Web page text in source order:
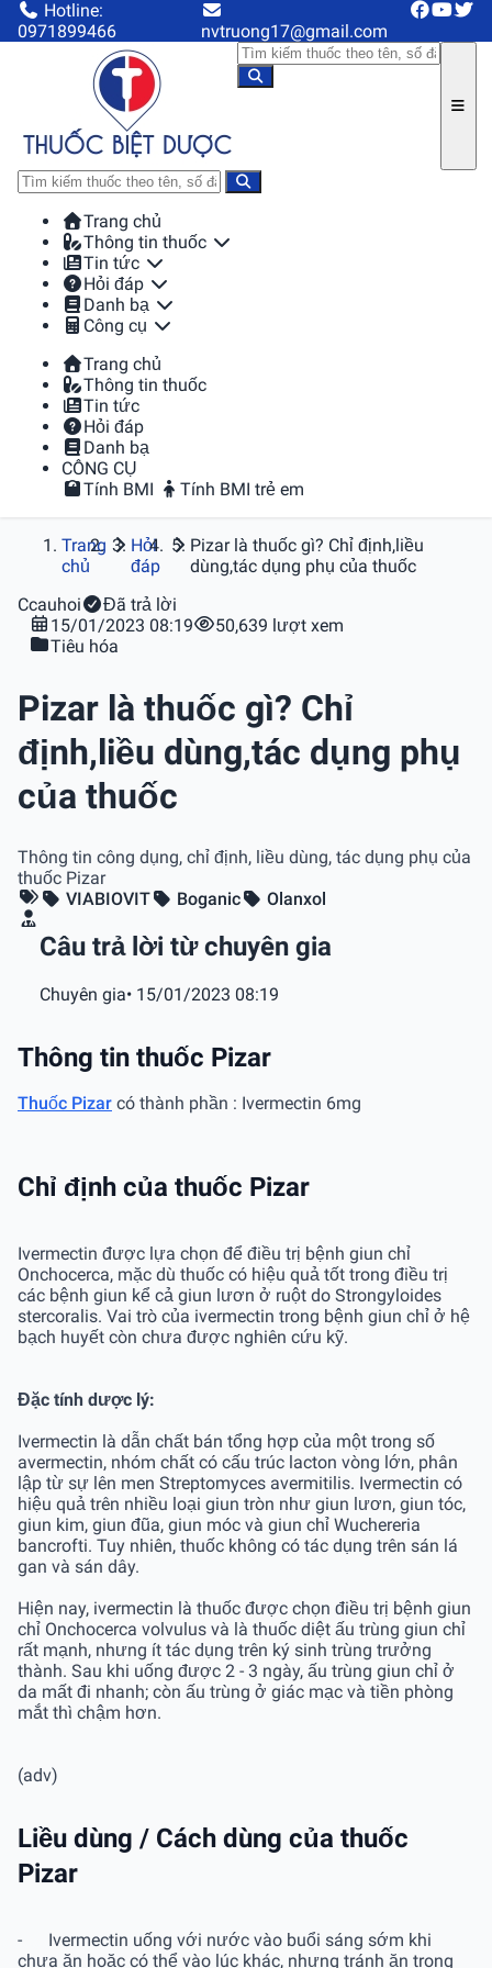
Hotline:
0971899466
nvtruong17@gmail.com
Trang chủ
Thông tin thuốc
Tin tức
Hỏi đáp
Danh bạ
Công cụ
Trang chủ
Thông tin thuốc
Tin tức
Hỏi đáp
Danh bạ
CÔNG CỤ
Tính BMI
Tính BMI trẻ em
Trang
chủ
Hỏi
đáp
Pizar là thuốc gì? Chỉ định,liều
dùng,tác dụng phụ của thuốc
Ccauhoi
Đã trả lời
15/01/2023 08:19
50,639 lượt xem
Tiêu hóa
Pizar là thuốc gì? Chỉ
định,liều dùng,tác dụng phụ
của thuốc
Thông tin công dụng, chỉ định, liều dùng, tác dụng phụ của
thuốc Pizar
VIABIOVIT
Boganic Olanxol
Câu trả lời từ chuyên gia
Chuyên gia• 15/01/2023 08:19
Thông tin thuốc Pizar
Thuốc Pizar có thành phần : Ivermectin 6mg
Chỉ định của thuốc Pizar
Ivermectin được lựa chọn để điều trị bệnh giun chỉ
Onchocerca, mặc dù thuốc có hiệu quả tốt trong điều trị
các bệnh giun kể cả giun lươn ở ruột do Strongyloides
stercoralis. Vai trò của ivermectin trong bệnh giun chỉ ở hệ
bạch huyết còn chưa được nghiên cứu kỹ.
Đặc tính dược lý:
Ivermectin là dẫn chất bán tổng hợp của một trong số
avermectin, nhóm chất có cấu trúc lacton vòng lớn, phân
lập từ sự lên men Streptomyces avermitilis. Ivermectin có
hiệu quả trên nhiều loại giun tròn như giun lươn, giun tóc,
giun kim, giun đũa, giun móc và giun chỉ Wuchereria
bancrofti. Tuy nhiên, thuốc không có tác dụng trên sán lá
gan và sán dây.
Hiện nay, ivermectin là thuốc được chọn điều trị bệnh giun
chỉ Onchocerca volvulus và là thuốc diệt ấu trùng giun chỉ
rất mạnh, nhưng ít tác dụng trên ký sinh trùng trưởng
thành. Sau khi uống được 2 - 3 ngày, ấu trùng giun chỉ ở
da mất đi nhanh; còn ấu trùng ở giác mạc và tiền phòng
mắt thì chậm hơn.
(adv)
Liều dùng / Cách dùng của thuốc
Pizar
- Ivermectin uống với nước vào buổi sáng sớm khi
chưa ăn hoặc có thể vào lúc khác, nhưng tránh ăn trong